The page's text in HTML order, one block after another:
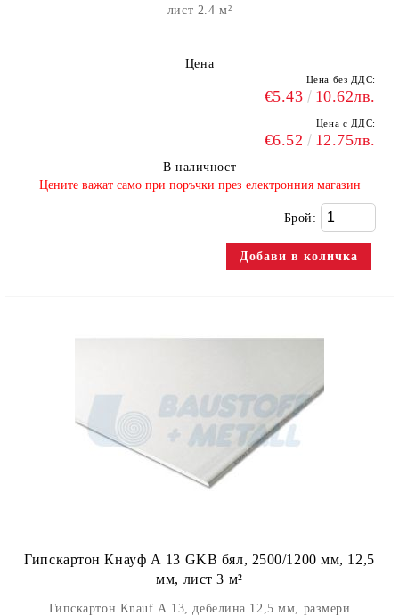
лист 2.4 м²
Цена
Цена без ДДС:
€5.43 10.62лв.
Цена с ДДС:
€6.52 12.75лв.
В наличност
​Цените важат само при поръчки през електронния магазин
Брой:
Гипскартон Кнауф А 13 GKB бял, 2500/1200 мм, 12,5
мм, лист 3 м²
Гипскартон Knauf А 13, дебелина 12,5 мм, размери